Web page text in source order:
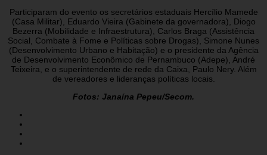
Participaram do evento os secretários estaduais Hercílio Mamede
(Casa Militar), Eduardo Vieira (Gabinete da governadora), Diogo
Bezerra (Mobilidade e Infraestrutura), Carlos Braga (Assistência
Social, Combate à Fome e Políticas sobre Drogas), Simone Nunes
(Desenvolvimento Urbano e Habitação) e o presidente da Agência
de Desenvolvimento Econômico de Pernambuco (Adepe), André
Teixeira, e o superintendente de rede da Caixa, Paulo Nery. Além
de vereadores e lideranças políticas locais.
Fotos: Janaína Pepeu/Secom.